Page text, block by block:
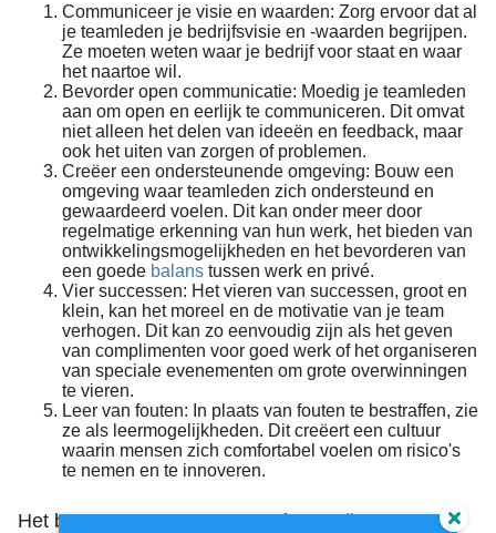
Communiceer je visie en waarden: Zorg ervoor dat al
je teamleden je bedrijfsvisie en -waarden begrijpen.
Ze moeten weten waar je bedrijf voor staat en waar
het naartoe wil.
Bevorder open communicatie: Moedig je teamleden
aan om open en eerlijk te communiceren. Dit omvat
niet alleen het delen van ideeën en feedback, maar
ook het uiten van zorgen of problemen.
Creëer een ondersteunende omgeving: Bouw een
omgeving waar teamleden zich ondersteund en
gewaardeerd voelen. Dit kan onder meer door
regelmatige erkenning van hun werk, het bieden van
ontwikkelingsmogelijkheden en het bevorderen van
een goede balans tussen werk en privé.
Vier successen: Het vieren van successen, groot en
klein, kan het moreel en de motivatie van je team
verhogen. Dit kan zo eenvoudig zijn als het geven
van complimenten voor goed werk of het organiseren
van speciale evenementen om grote overwinningen
te vieren.
Leer van fouten: In plaats van fouten te bestraffen, zie
ze als leermogelijkheden. Dit creëert een cultuur
waarin mensen zich comfortabel voelen om risico's
te nemen en te innoveren.
Het bouwen van een team en het creëren van een